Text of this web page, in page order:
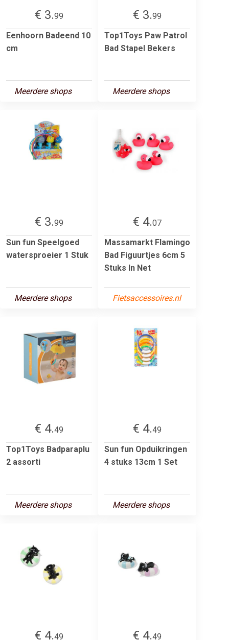
€ 3.99
Eenhoorn Badeend 10
cm
Meerdere shops
€ 3.99
Top1Toys Paw Patrol
Bad Stapel Bekers
Meerdere shops
€ 3.99
Sun fun Speelgoed
watersproeier 1 Stuk
Meerdere shops
€ 4.07
Massamarkt Flamingo
Bad Figuurtjes 6cm 5
Stuks In Net
Fietsaccessoires.nl
€ 4.49
Top1Toys Badparaplu
2 assorti
Meerdere shops
€ 4.49
Sun fun Opduikringen
4 stuks 13cm 1 Set
Meerdere shops
€ 4.49
€ 4.49